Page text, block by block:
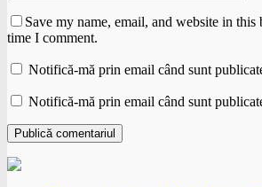
Save my name, email, and website in
time I comment.
Notifică-mă prin email când sunt
Notifică-mă prin email când sunt